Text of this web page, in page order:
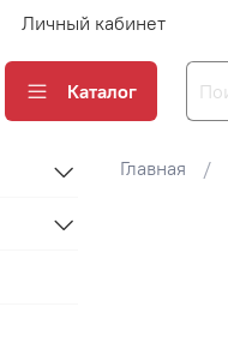
Личный кабинет
Каталог
Главная